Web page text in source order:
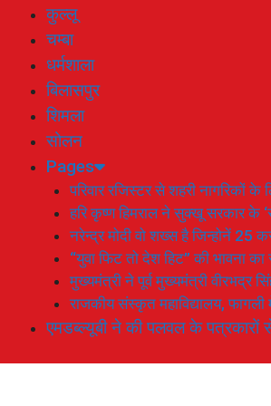
कुल्लू
चम्बा
धर्मशाला
बिलासपुर
शिमला
सोलन
Pages
परिवार रजिस्टर से शहरी नागरिकों के
हरि कृष्ण हिमराल ने सुक्खू सरकार के
नरेन्द्र मोदी वो शख्स है जिन्होनें 25
“युवा फिट तो देश हिट” की भावना
मुख्यमंत्री ने पूर्व मुख्यमंत्री वीरभद्र
राजकीय संस्कृत महाविद्यालय, फागली
एमडब्ल्यूबी ने की पलवल के पत्रकारों